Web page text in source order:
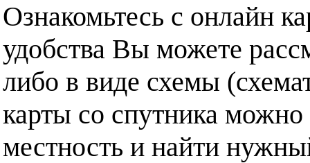
Ознакомьтесь с онлайн
удобства Вы можете
либо в виде схемы
карты со спутника можно
местность и найти